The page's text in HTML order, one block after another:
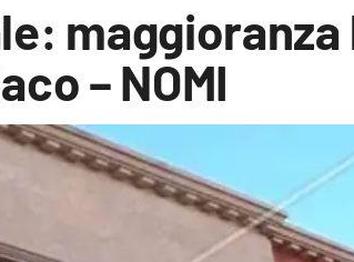
maggioranza
– NOMI